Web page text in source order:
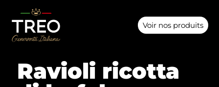
Voir nos produits
Ravioli ricotta